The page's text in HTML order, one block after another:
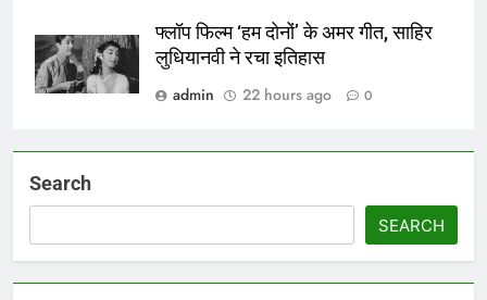
फ्लॉप फिल्म ‘हम दोनों’ के अमर गीत, साहिर
लुधियानवी ने रचा इतिहास
admin
22 hours ago 0
Search
SEARCH